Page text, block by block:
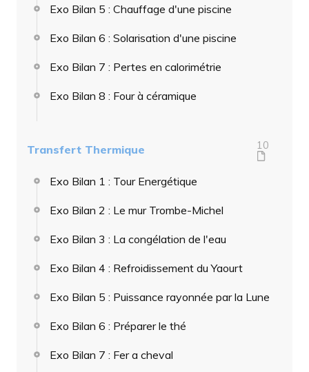
Exo Bilan 5 : Chauffage d'une piscine
Exo Bilan 6 : Solarisation d'une piscine
Exo Bilan 7 : Pertes en calorimétrie
Exo Bilan 8 : Four à céramique
Transfert Thermique 10
Exo Bilan 1 : Tour Energétique
Exo Bilan 2 : Le mur Trombe-Michel
Exo Bilan 3 : La congélation de l'eau
Exo Bilan 4 : Refroidissement du Yaourt
Exo Bilan 5 : Puissance rayonnée par la Lune
Exo Bilan 6 : Préparer le thé
Exo Bilan 7 : Fer a cheval